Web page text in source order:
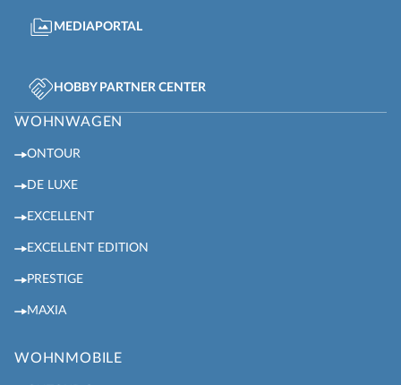
MEDIAPORTAL
HOBBY PARTNER CENTER
WOHNWAGEN
ONTOUR
DE LUXE
EXCELLENT
EXCELLENT EDITION
PRESTIGE
MAXIA
WOHNMOBILE